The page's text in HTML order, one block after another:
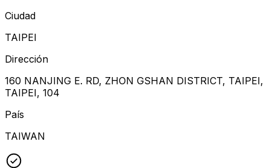
Ciudad
TAIPEI
Dirección
160 NANJING E. RD, ZHON GSHAN DISTRICT, TAIPEI,
TAIPEI, 104
País
TAIWAN